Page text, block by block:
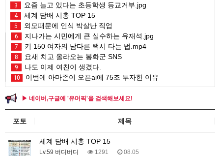
3 요즘 늘고 있다는 초등학생 등교거부.jpg
4 세계 담배 시총 TOP 15
5 외모때문에 인식 박살난 직업
6 지나가는 시민에게 큰 실수하는 유재석.jpg
7 키 150 여자의 남다른 택시 타는 법.mp4
8 요새 치고 올라오는 봉화군 SNS
9 나도 이제 여친이 생겼다.
10 이번에 아마존이 오픈ai에 75조 투자한 이유
▶ 네이버,구글에 '유머픽'을 검색해보세요!
포토 제목
세계 담배 시총 TOP 15
Lv.59 버디버디 1291 08.05